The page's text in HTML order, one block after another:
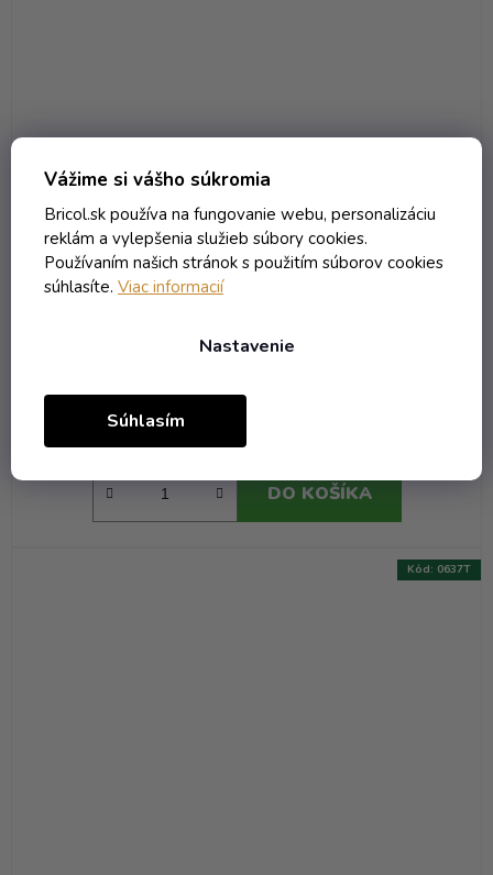
Vážime si vášho súkromia
Bricol.sk používa na fungovanie webu, personalizáciu
reklám a vylepšenia služieb súbory cookies.
Používaním našich stránok s použitím súborov cookies
súhlasíte. Viac informacií
Nastavenie
Súhlasím
Skladom(76 ks)
1,57 € vrátane DPH
DO KOŠÍKA
Kód: 0637T